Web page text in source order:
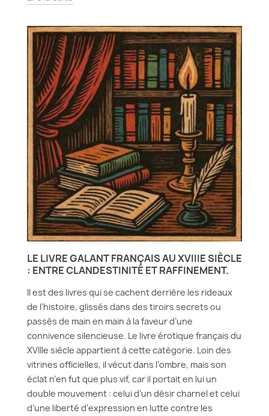
LE LIVRE GALANT FRANÇAIS AU XVIIIE SIÈCLE
: ENTRE CLANDESTINITÉ ET RAFFINEMENT.
Il est des livres qui se cachent derrière les rideaux
de l’histoire, glissés dans des tiroirs secrets ou
passés de main en main à la faveur d’une
connivence silencieuse. Le livre érotique français du
XVIIIe siècle appartient à cette catégorie. Loin des
vitrines officielles, il vécut dans l’ombre, mais son
éclat n’en fut que plus vif, car il portait en lui un
double mouvement : celui d’un désir charnel et celui
d’une liberté d’expression en lutte contre les